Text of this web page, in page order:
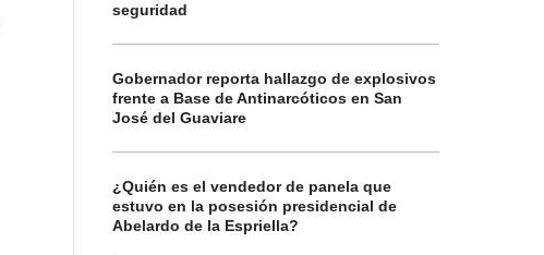
seguridad
Gobernador reporta hallazgo de explosivos
frente a Base de Antinarcóticos en San
José del Guaviare
¿Quién es el vendedor de panela que
estuvo en la posesión presidencial de
Abelardo de la Espriella?